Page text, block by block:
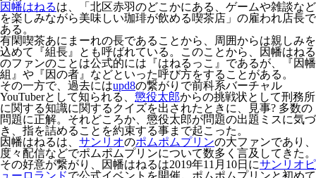
因幡はねるは、「北区赤羽のどこかにある、ゲームや雑談など
を楽しみながら美味しい珈琲が飲める喫茶店」の雇われ店長で
ある。
有閑喫茶あにまーれの長であることから、周囲からは親しみを
込めて『組長』とも呼ばれている。このことから、因幡はねる
のファンのことは公式的には『はねるっこ』であるが、『因幡
組』や『因の者』などといった呼び方をすることがある。
その一方で、過去にはupd8の繋がりで前科系バーチャル
YouTuberとして知られる、 懲役太郎からの挑戦状として刑務所
に関する知識に関するクイズを出されたときに、見事? 多数の
問題に正解。それどころか、懲役太郎が問題の出題ミスに気づ
き、指を詰めることを約束する事まで起こった。
因幡はねるは、 サンリオのポムポムプリンの大ファンであり、
度々配信などでポムポムプリンについて数多く言及してきた。
その好意が繋がり、因幡はねるは2019年11月10日にサンリオピ